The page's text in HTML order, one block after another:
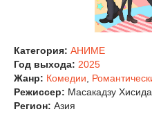
Категория: АНИМЕ
Год выхода: 2025
Жанр: Комедии
Режиссер: Масакадзу Хисида
Регион: Азия